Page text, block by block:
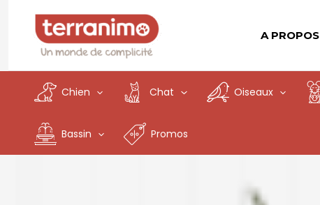
contenu
A PROPOS
Chien Chat Oiseaux
Bassin Promos